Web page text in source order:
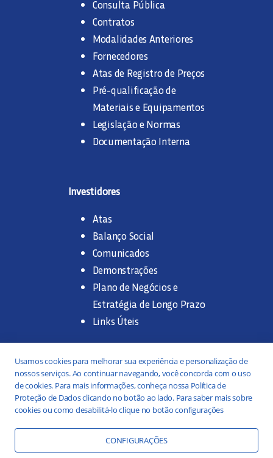
Consulta Pública
Contratos
Modalidades Anteriores
Fornecedores
Atas de Registro de Preços
Pré-qualificação de
Materiais e Equipamentos
Legislação e Normas
Documentação Interna
Investidores
Atas
Balanço Social
Comunicados
Demonstrações
Plano de Negócios e
Estratégia de Longo Prazo
Links Úteis
Trabalhe na SANASA
Concurso Público
Estágio
Portal da Transparência
Práticas ESG
Usamos cookies para melhorar sua experiência e personalização de
nossos serviços. Ao continuar navegando, você concorda com o uso
de cookies. Para mais informações, conheça nossa Política de
Proteção de Dados clicando no botão ao lado. Para saber mais sobre
cookies ou como desabilitá-lo clique no botão configurações
CONFIGURAÇÕES